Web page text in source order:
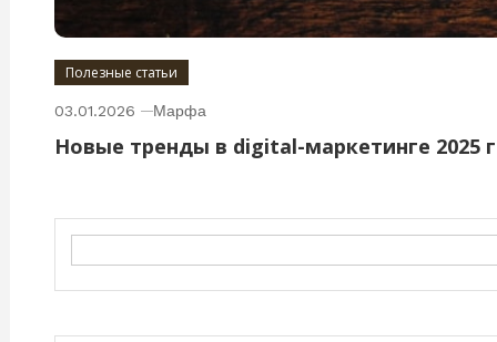
Полезные статьи
03.01.2026 Марфа
Новые тренды в digital-маркетинге 2025